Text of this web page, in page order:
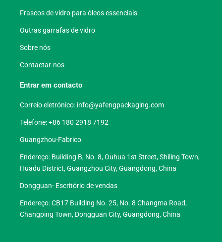
Frascos de vidro para óleos essenciais
Outras garrafas de vidro
Sobre nós
Contactar-nos
Entrar em contacto
Correio eletrónico: info@yafengpackaging.com
Telefone: +86 180 2918 7192
Guangzhou-Fabrico
Endereço: Building B, No. 8, Ouhua 1st Street, Shiling Town,
Huadu District, Guangzhou City, Guangdong, China
Dongguan- Escritório de vendas
Endereço: CB17 Building No. 25, No. 8 Changma Road,
Changping Town, Dongguan City, Guangdong, China